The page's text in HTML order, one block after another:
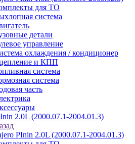
для ТО
система
детали
управление
охлаждения / кондиционер
и КПП
система
система
часть
2.0L (2000.07.1-2004.01.3)
PInin 2.0L (2000.07.1-2004.01.3)